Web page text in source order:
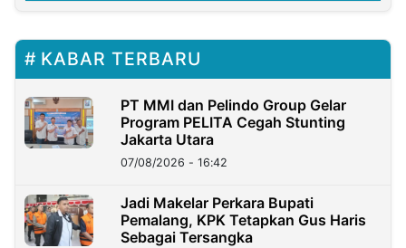
KABAR TERBARU
PT MMI dan Pelindo Group Gelar
Program PELITA Cegah Stunting
Jakarta Utara
07/08/2026 - 16:42
Jadi Makelar Perkara Bupati
Pemalang, KPK Tetapkan Gus Haris
Sebagai Tersangka